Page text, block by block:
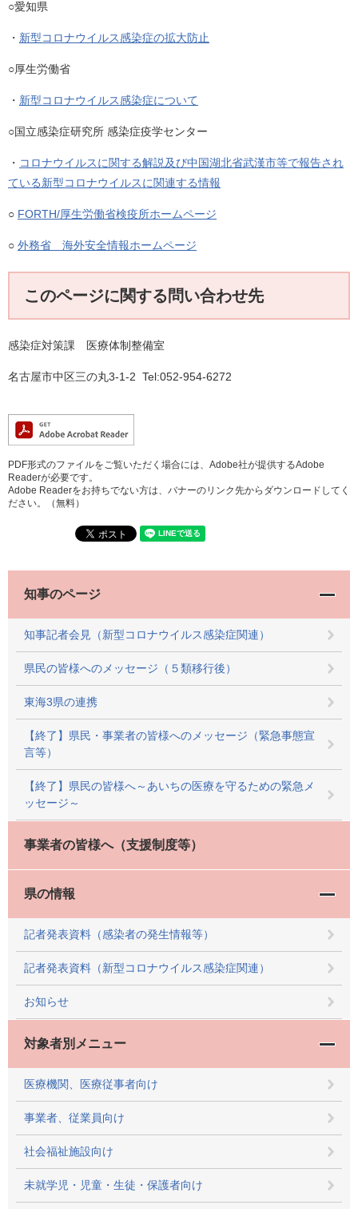
○愛知県
・ 新型コロナウイルス感染症の拡大防止
○厚生労働省
・ 新型コロナウイルス感染症について
○国立感染症研究所 感染症疫学センター
・ コロナウイルスに関する解説及び中国湖北省武漢市等で報告され
ている新型コロナウイルスに関連する情報
○ FORTH/厚生労働省検疫所ホームページ
○ 外務省 海外安全情報ホームページ
このページに関する問い合わせ先
感染症対策課 医療体制整備室
名古屋市中区三の丸3-1-2 Tel:052-954-6272
PDF形式のファイルをご覧いただく場合には、Adobe社が提供するAdobe
Readerが必要です。
Adobe Readerをお持ちでない方は、バナーのリンク先からダウンロードしてく
ださい。（無料）
知事のページ
知事記者会見（新型コロナウイルス感染症関連）
県民の皆様へのメッセージ（５類移行後）
東海3県の連携
【終了】県民・事業者の皆様へのメッセージ（緊急事態宣
言等）
【終了】県民の皆様へ～あいちの医療を守るための緊急メ
ッセージ～
事業者の皆様へ（支援制度等）
県の情報
記者発表資料（感染者の発生情報等）
記者発表資料（新型コロナウイルス感染症関連）
お知らせ
対象者別メニュー
医療機関、医療従事者向け
事業者、従業員向け
社会福祉施設向け
未就学児・児童・生徒・保護者向け